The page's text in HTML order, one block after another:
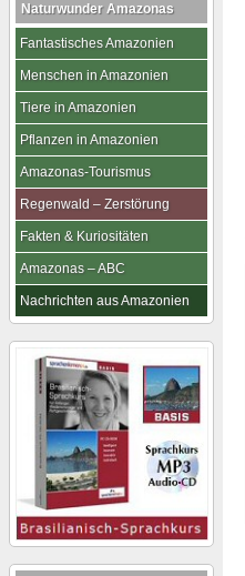
Naturwunder Amazonas
Fantastisches Amazonien
Menschen in Amazonien
Tiere in Amazonien
Pflanzen in Amazonien
Amazonas-Tourismus
Regenwald – Zerstörung
Fakten & Kuriositäten
Amazonas – ABC
Nachrichten aus Amazonien